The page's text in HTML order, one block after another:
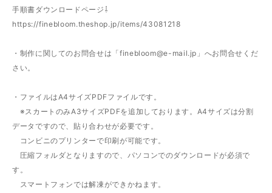
手順書ダウンロードページ⇩
https://finebloom.theshop.jp/items/43081218
・制作に関してのお問合せは「finebloom@e-mail.jp 」へお問合せくだ
さい。
・ファイルはA4サイズPDFファイルです。
※スカートのみA3サイズPDFを追加しております。A4サイズは分割
データですので、貼り合わせが必要です。
コンビニのプリンターで印刷が可能です。
圧縮フォルダとなりますので、パソコンでのダウンロードが必須で
す。
スマートフォンでは解凍ができかねます。